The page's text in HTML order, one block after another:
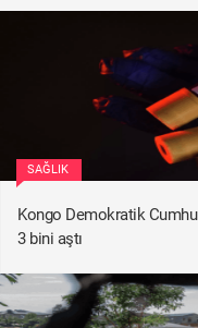
SAĞLIK
Kongo Demokratik
3 bini aştı